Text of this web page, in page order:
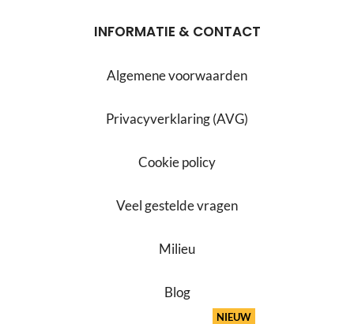
INFORMATIE & CONTACT
Algemene voorwaarden
Privacyverklaring (AVG)
Cookie policy
Veel gestelde vragen
Milieu
Blog
NIEUW